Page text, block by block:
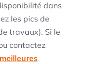
dans
les pics de
travaux). Si le
contactez